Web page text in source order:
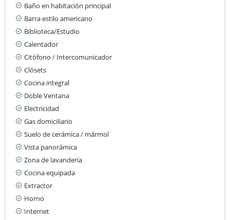
Baño en habitación principal
Barra estilo americano
Biblioteca/Estudio
Calentador
Citófono / Intercomunicador
Clósets
Cocina integral
Doble Ventana
Electricidad
Gas domiciliario
Suelo de cerámica / mármol
Vista panorámica
Zona de lavandería
Cocina equipada
Extractor
Horno
Internet